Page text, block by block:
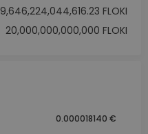
9,646,224,044,616.23 FLOKI
20,000,000,000,000 FLOKI
0.000018140 €